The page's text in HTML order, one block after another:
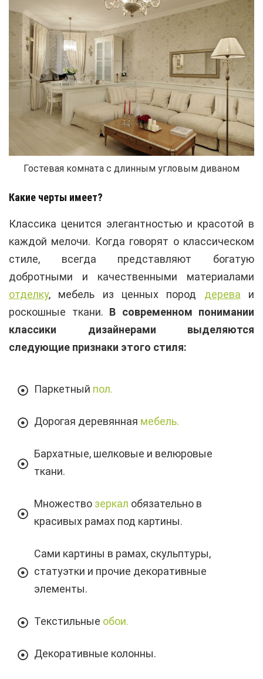
Гостевая комната с длинным угловым диваном
Какие черты имеет?
Классика ценится элегантностью и красотой в
каждой мелочи. Когда говорят о классическом
стиле, всегда представляют богатую
добротными и качественными материалами
отделку, мебель из ценных пород дерева и
роскошные ткани. В современном понимании
классики дизайнерами выделяются
следующие признаки этого стиля:
Паркетный пол.
Дорогая деревянная мебель.
Бархатные, шелковые и велюровые
ткани.
Множество зеркал обязательно в
красивых рамах под картины.
Сами картины в рамах, скульптуры,
статуэтки и прочие декоративные
элементы.
Текстильные обои.
Декоративные колонны.